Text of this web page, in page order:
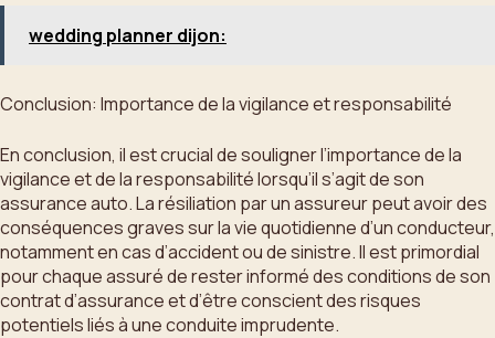
wedding planner dijon:
Conclusion: Importance de la vigilance et responsabilité
En conclusion, il est crucial de souligner l’importance de la
vigilance et de la responsabilité lorsqu’il s’agit de son
assurance auto. La résiliation par un assureur peut avoir des
conséquences graves sur la vie quotidienne d’un conducteur,
notamment en cas d’accident ou de sinistre. Il est primordial
pour chaque assuré de rester informé des conditions de son
contrat d’assurance et d’être conscient des risques
potentiels liés à une conduite imprudente.